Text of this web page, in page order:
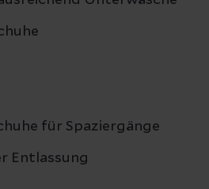
für Spaziergänge
Entlassung